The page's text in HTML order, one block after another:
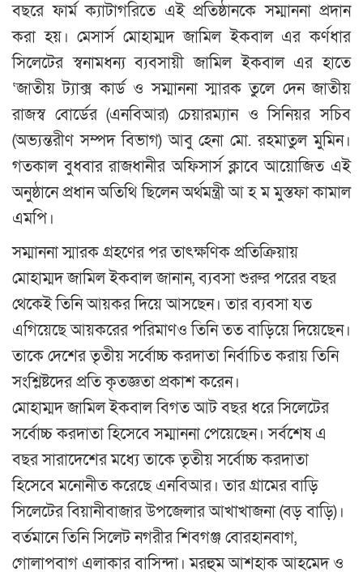
বছরে ফার্ম ক্যাটাগরিতে এই প্রতিষ্ঠানকে সম্মাননা প্রদান
করা হয়। মেসার্স মোহাম্মদ জামিল ইকবাল এর কর্ণধার
সিলেটের স্বনামধন্য ব্যবসায়ী জামিল ইকবাল এর হাতে
‘জাতীয় ট্যাক্স কার্ড ও সম্মাননা স্মারক তুলে দেন জাতীয়
রাজস্ব বোর্ডের (এনবিআর) চেয়ারম্যান ও সিনিয়র সচিব
(অভ্যন্তরীণ সম্পদ বিভাগ) আবু হেনা মো. রহমাতুল মুমিন।
গতকাল বুধবার রাজধানীর অফিসার্স ক্লাবে আয়োজিত এই
অনুষ্ঠানে প্রধান অতিথি ছিলেন অর্থমন্ত্রী আ হ ম মুস্তফা কামাল
এমপি।
সম্মাননা স্মারক গ্রহণের পর তাৎক্ষণিক প্রতিক্রিয়ায়
মোহাম্মদ জামিল ইকবাল জানান, ব্যবসা শুরুর পরের বছর
থেকেই তিনি আয়কর দিয়ে আসছেন। তার ব্যবসা যত
এগিয়েছে আয়করের পরিমাণও তিনি তত বাড়িয়ে দিয়েছেন।
তাকে দেশের তৃতীয় সর্বোচ্চ করদাতা নির্বাচিত করায় তিনি
সংশ্লিষ্টদের প্রতি কৃতজ্ঞতা প্রকাশ করেন।
মোহাম্মদ জামিল ইকবাল বিগত আট বছর ধরে সিলেটের
সর্বোচ্চ করদাতা হিসেবে সম্মাননা পেয়েছেন। সর্বশেষ এ
বছর সারাদেশের মধ্যে তাকে তৃতীয় সর্বোচ্চ করদাতা
হিসেবে মনোনীত করেছে এনবিআর। তার গ্রামের বাড়ি
সিলেটের বিয়ানীবাজার উপজেলার আখাখাজনা (বড় বাড়ি)।
বর্তমানে তিনি সিলেট নগরীর শিবগঞ্জ বোরহানবাগ,
গোলাপবাগ এলাকার বাসিন্দা। মরহুম আশহাক আহমেদ ও